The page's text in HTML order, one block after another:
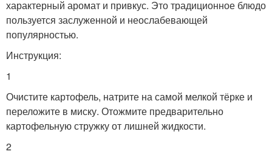
характерный аромат и привкус. Это традиционное блюдо
пользуется заслуженной и неослабевающей
популярностью.
Инструкция:
1
Очистите картофель, натрите на самой мелкой тёрке и
переложите в миску. Отожмите предварительно
картофельную стружку от лишней жидкости.
2